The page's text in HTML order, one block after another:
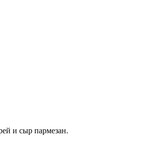
и сыр пармезан.